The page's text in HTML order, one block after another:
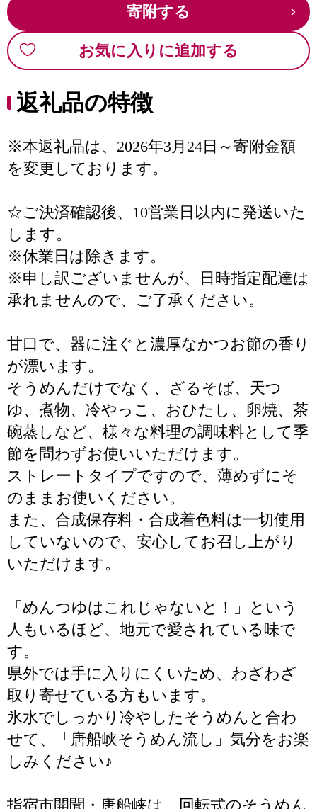
寄附する
お気に入りに追加する
返礼品の特徴
※本返礼品は、2026年3月24日～寄附金額
を変更しております。
☆ご決済確認後、10営業日以内に発送いた
します。
※休業日は除きます。
※申し訳ございませんが、日時指定配達は
承れませんので、ご了承ください。
甘口で、器に注ぐと濃厚なかつお節の香り
が漂います。
そうめんだけでなく、ざるそば、天つ
ゆ、煮物、冷やっこ、おひたし、卵焼、茶
碗蒸しなど、様々な料理の調味料として季
節を問わずお使いいただけます。
ストレートタイプですので、薄めずにそ
のままお使いください。
また、合成保存料・合成着色料は一切使用
していないので、安心してお召し上がり
いただけます。
「めんつゆはこれじゃないと！」という
人もいるほど、地元で愛されている味で
す。
県外では手に入りにくいため、わざわざ
取り寄せている方もいます。
氷水でしっかり冷やしたそうめんと合わ
せて、「唐船峡そうめん流し」気分をお楽
しみください♪
指宿市開聞・唐船峡は、回転式のそうめん